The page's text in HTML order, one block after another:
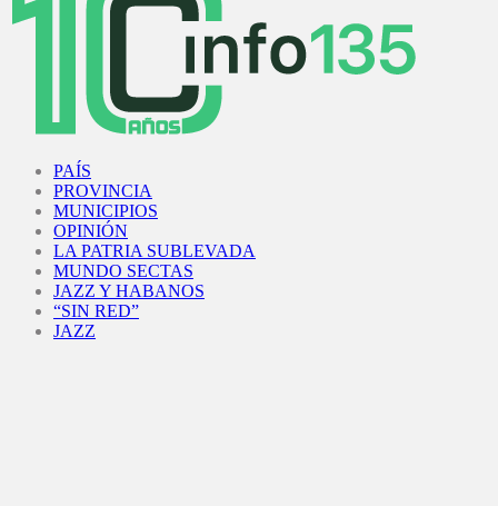
PAÍS
PROVINCIA
MUNICIPIOS
OPINIÓN
LA PATRIA SUBLEVADA
MUNDO SECTAS
JAZZ Y HABANOS
“SIN RED”
JAZZ